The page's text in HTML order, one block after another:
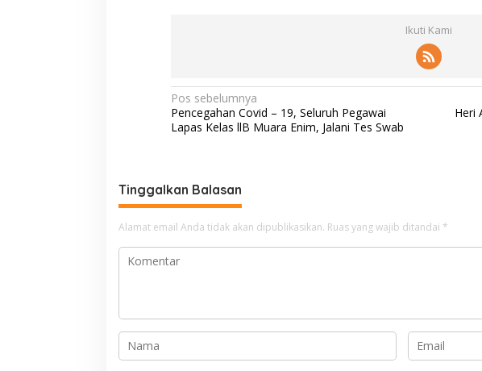
Ikuti Kami
N
a
g
a
s
i
s
Pos sebelumnya
Pencegahan Covid – 19, Seluruh Pegawai
Lapas Kelas llB Muara Enim, Jalani Tes Swab
Heri
Tinggalkan Balasan
Alamat email Anda tidak akan dipublikasikan. Ruas yang wajib ditandai *